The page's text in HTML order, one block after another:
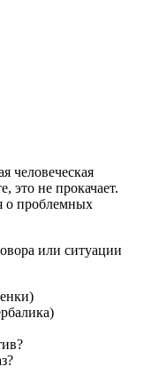
человеческая
это не прокачает.
о проблемных
или ситуации